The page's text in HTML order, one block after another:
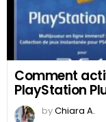
Comment
PlayStation
byChiara A.